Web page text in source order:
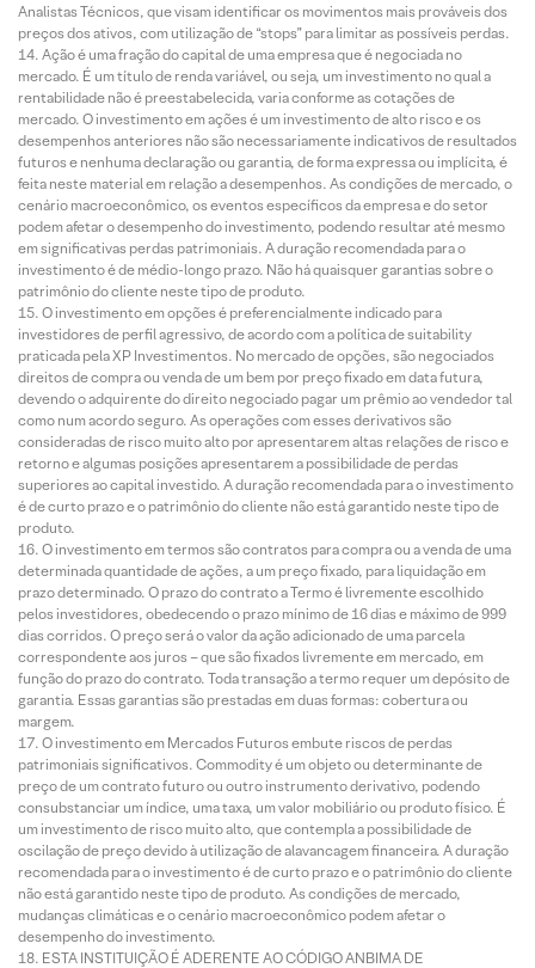
Analistas Técnicos, que visam identificar os movimentos mais prováveis dos
preços dos ativos, com utilização de “stops” para limitar as possíveis perdas.
Ação é uma fração do capital de uma empresa que é negociada no
mercado. É um título de renda variável, ou seja, um investimento no qual a
rentabilidade não é preestabelecida, varia conforme as cotações de
mercado. O investimento em ações é um investimento de alto risco e os
desempenhos anteriores não são necessariamente indicativos de resultados
futuros e nenhuma declaração ou garantia, de forma expressa ou implícita, é
feita neste material em relação a desempenhos. As condições de mercado, o
cenário macroeconômico, os eventos específicos da empresa e do setor
podem afetar o desempenho do investimento, podendo resultar até mesmo
em significativas perdas patrimoniais. A duração recomendada para o
investimento é de médio-longo prazo. Não há quaisquer garantias sobre o
patrimônio do cliente neste tipo de produto.
O investimento em opções é preferencialmente indicado para
investidores de perfil agressivo, de acordo com a política de suitability
praticada pela XP Investimentos. No mercado de opções, são negociados
direitos de compra ou venda de um bem por preço fixado em data futura,
devendo o adquirente do direito negociado pagar um prêmio ao vendedor tal
como num acordo seguro. As operações com esses derivativos são
consideradas de risco muito alto por apresentarem altas relações de risco e
retorno e algumas posições apresentarem a possibilidade de perdas
superiores ao capital investido. A duração recomendada para o investimento
é de curto prazo e o patrimônio do cliente não está garantido neste tipo de
produto.
O investimento em termos são contratos para compra ou a venda de uma
determinada quantidade de ações, a um preço fixado, para liquidação em
prazo determinado. O prazo do contrato a Termo é livremente escolhido
pelos investidores, obedecendo o prazo mínimo de 16 dias e máximo de 999
dias corridos. O preço será o valor da ação adicionado de uma parcela
correspondente aos juros – que são fixados livremente em mercado, em
função do prazo do contrato. Toda transação a termo requer um depósito de
garantia. Essas garantias são prestadas em duas formas: cobertura ou
margem.
O investimento em Mercados Futuros embute riscos de perdas
patrimoniais significativos. Commodity é um objeto ou determinante de
preço de um contrato futuro ou outro instrumento derivativo, podendo
consubstanciar um índice, uma taxa, um valor mobiliário ou produto físico. É
um investimento de risco muito alto, que contempla a possibilidade de
oscilação de preço devido à utilização de alavancagem financeira. A duração
recomendada para o investimento é de curto prazo e o patrimônio do cliente
não está garantido neste tipo de produto. As condições de mercado,
mudanças climáticas e o cenário macroeconômico podem afetar o
desempenho do investimento.
ESTA INSTITUIÇÃO É ADERENTE AO CÓDIGO ANBIMA DE